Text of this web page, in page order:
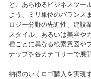
ど、あらゆるビジネスツー
よう、ミリ単位のバランス
ロジー分野の先進性、建設
スタイル、あるいは美容や
種ごとに異なる検索意図や
ナップを各カテゴリーで展
納得のいくロゴ購入を実現